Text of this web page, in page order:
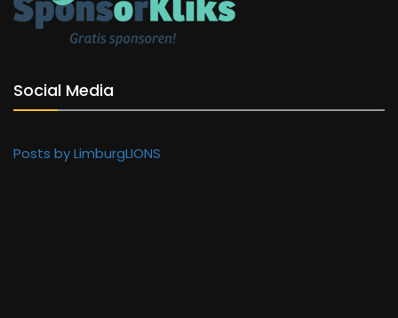
Social Media
Posts by LimburgLIONS